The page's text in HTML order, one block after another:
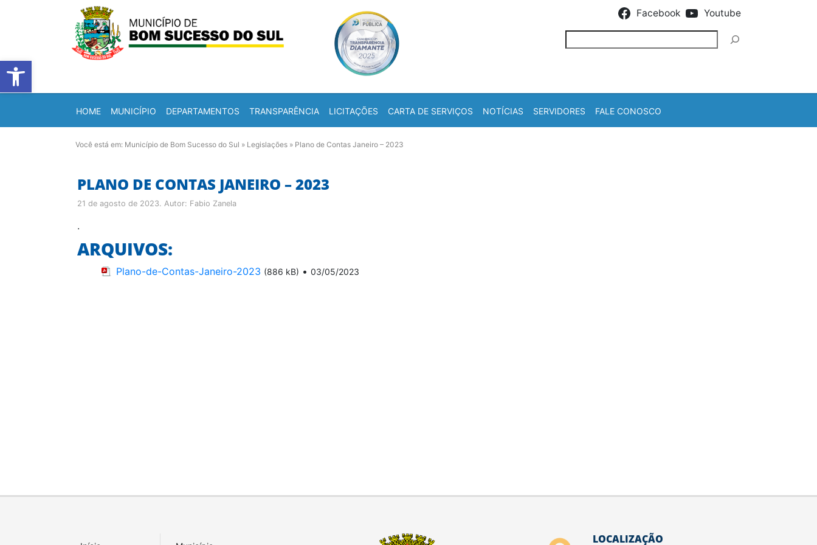
Barra de Ferramentas Aberta
Facebook Youtube
HOME MUNICÍPIO DEPARTAMENTOS TRANSPARÊNCIA LICITAÇÕES CARTA DE SERVIÇOS NOTÍCIAS SERVIDORES FALE CONOSCO
Você está em: Município de Bom Sucesso do Sul » Legislações » Plano de Contas Janeiro – 2023
PLANO DE CONTAS JANEIRO – 2023
21 de agosto de 2023. Autor: Fabio Zanela
.
ARQUIVOS:
Plano-de-Contas-Janeiro-2023 (886 kB) • 03/05/2023
LOCALIZAÇÃO